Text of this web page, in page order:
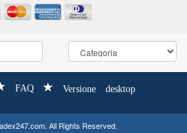
FAQ Versione desktop
All Rights Reserved.